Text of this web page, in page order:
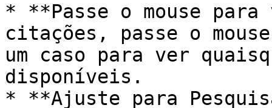
* **Passe o mouse
citações, passe o
um caso para ver
disponíveis.
* **Ajuste para